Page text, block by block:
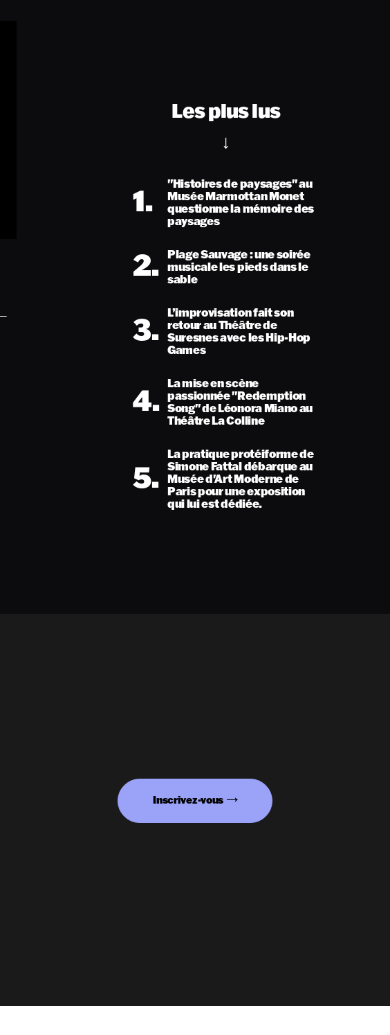
Les plus lus
1.
"Histoires de paysages" au
Musée Marmottan Monet
questionne la mémoire des
paysages
2. Plage Sauvage : une soirée
musicale les pieds dans le
sable
3. L’improvisation fait son
retour au Théâtre de
Suresnes avec les Hip-Hop
Games
4. La mise en scène
passionnée "Redemption
Song" de Léonora Miano au
Théâtre La Colline
5.
La pratique protéiforme de
Simone Fattal débarque au
Musée d'Art Moderne de
Paris pour une exposition
qui lui est dédiée.
Inscrivez-vous